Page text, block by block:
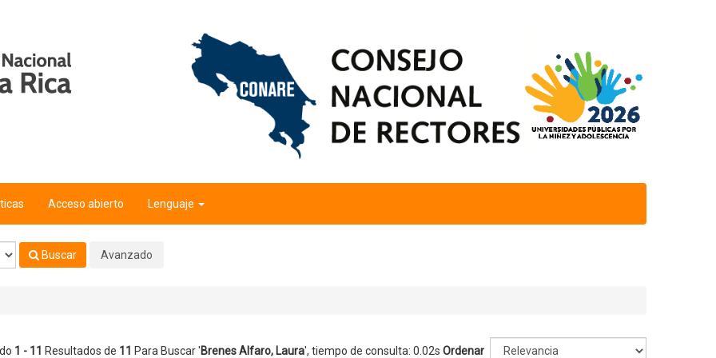
Acceso abierto Lenguaje
Buscar Avanzado
1 - 11 Resultados de 11 Para Buscar 'Brenes Alfaro, Laura', tiempo de consulta: 0.02s Ordenar